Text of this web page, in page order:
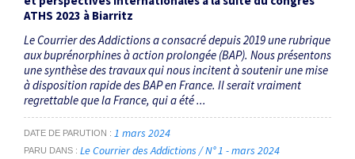
ATHS 2023 à Biarritz
Le Courrier des Addictions a consacré depuis 2019 une rubrique
aux buprénorphines à action prolongée (BAP). Nous présentons
une synthèse des travaux qui nous incitent à soutenir une mise
à disposition rapide des BAP en France. Il serait vraiment
regrettable que la France, qui a été ...
DATE DE PARUTION 1 mars 2024
PARU DANS Le Courrier des Addictions / N° 1 - mars 2024